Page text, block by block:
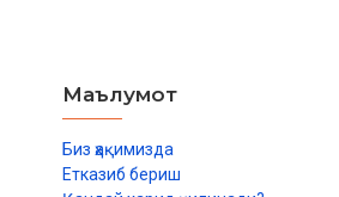
Маълумот
Биз ҳақимизда
Етказиб бериш